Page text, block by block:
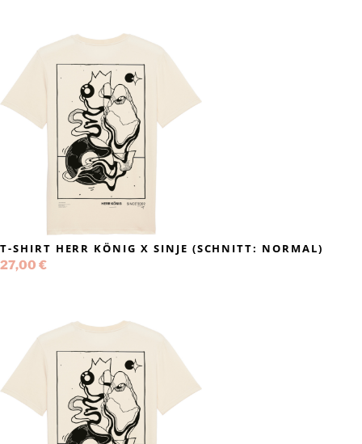
T-SHIRT HERR KÖNIG X SINJE (SCHNITT: NORMAL)
27,00 €